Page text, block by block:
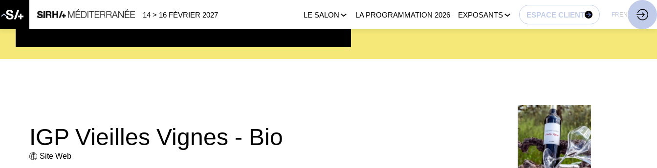
14 > 16 FÉVRIER 2027 LE SALON LA PROGRAMMATION 2026 EXPOSANTS ESPACE CLIENT FR EN
IGP Vieilles Vignes - Bio
Site Web